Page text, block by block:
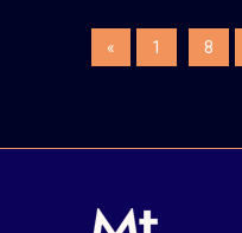
« 1 8